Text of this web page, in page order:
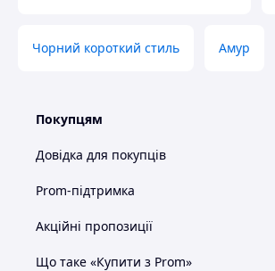
Чорний короткий стиль Амур
Покупцям
Довідка для покупців
Prom-підтримка
Акційні пропозиції
Що таке «Купити з Prom»